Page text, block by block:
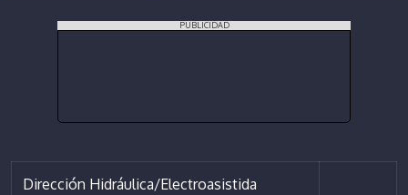
PUBLICIDAD
Dirección Hidráulica/Electroasistida